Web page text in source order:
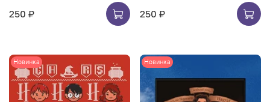
250 ₽
250 ₽
Новинка Новинка